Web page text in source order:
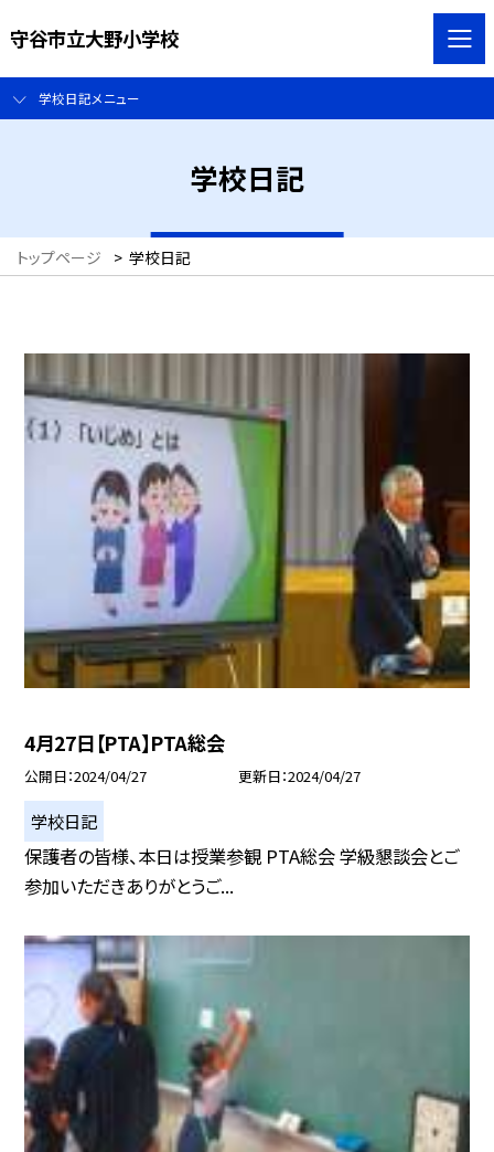
守谷市立大野小学校
学校日記メニュー
学校日記
トップページ > 学校日記
4月27日【PTA】PTA総会
公開日 2024/04/27 更新日 2024/04/27
学校日記
保護者の皆様、本日は授業参観 PTA総会 学級懇談会とご
参加いただきありがとうご...